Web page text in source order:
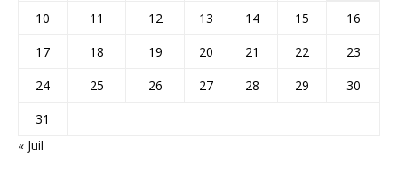
10
11 12 13 14 15
16
17
18 19 20 21 22
23
24
25 26 27 28 29
30
31
« Juil